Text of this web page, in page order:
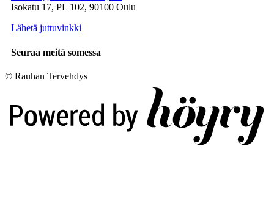
Isokatu 17, PL 102, 90100 Oulu
Lähetä juttuvinkki
Seuraa meitä somessa
© Rauhan Tervehdys